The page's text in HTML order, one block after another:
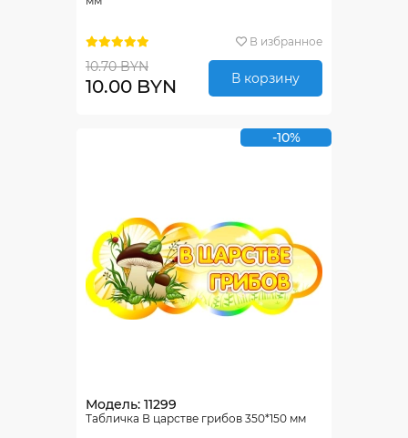
В избранное
10.70 BYN
10.00 BYN В корзину
-10%
Модель: 11299
Табличка В царстве грибов 350*150 мм